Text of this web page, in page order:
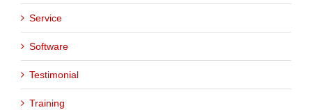
Service
Software
Testimonial
Training